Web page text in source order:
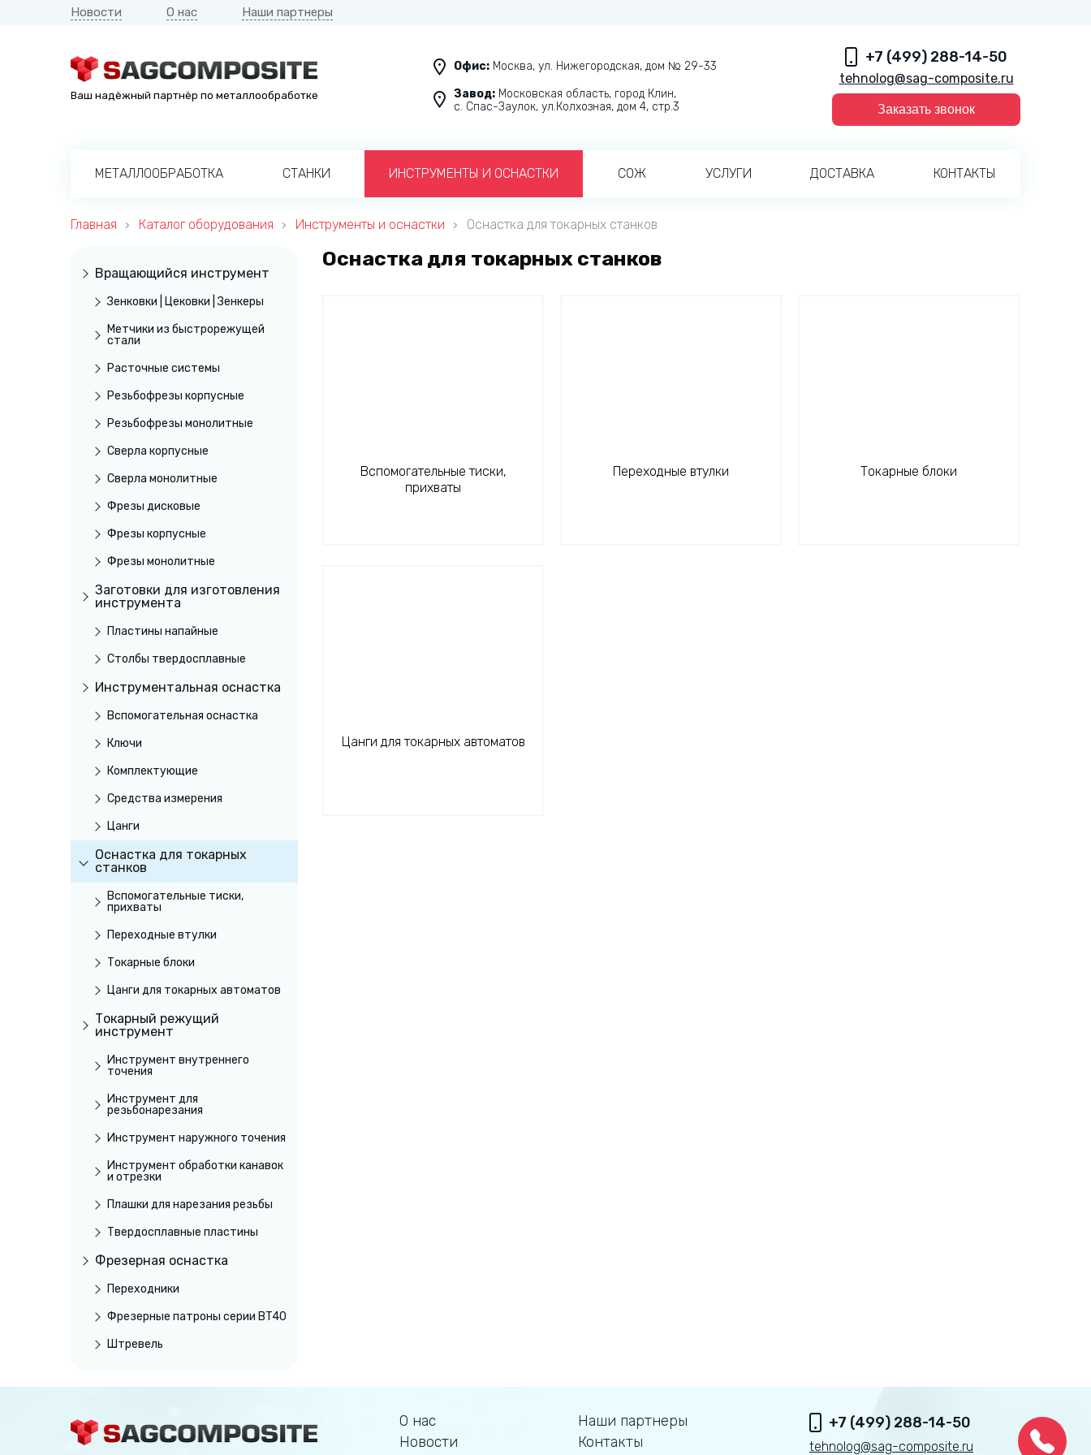
Новости О нас Наши партнеры
Ваш надёжный партнёр по металлообработке
Офис: Москва, ул. Нижегородская, дом № 29-33
Завод: Московская область, город Клин,
с. Спас-Заулок, ул.Колхозная, дом 4, стр.3
+7 (499) 288-14-50
tehnolog@sag-composite.ru
Заказать звонок
МЕТАЛЛООБРАБОТКА СТАНКИ ИНСТРУМЕНТЫ И ОСНАСТКИ СОЖ УСЛУГИ ДОСТАВКА КОНТАКТЫ
Главная Каталог оборудования Инструменты и оснастки Оснастка для токарных станков
Вращающийся инструмент
Зенковки | Цековки | Зенкеры
Метчики из быстрорежущей
стали
Расточные системы
Резьбофрезы корпусные
Резьбофрезы монолитные
Сверла корпусные
Сверла монолитные
Фрезы дисковые
Фрезы корпусные
Фрезы монолитные
Заготовки для изготовления
инструмента
Пластины напайные
Столбы твердосплавные
Инструментальная оснастка
Вспомогательная оснастка
Ключи
Комплектующие
Средства измерения
Цанги
Оснастка для токарных
станков
Вспомогательные тиски,
прихваты
Переходные втулки
Токарные блоки
Цанги для токарных автоматов
Токарный режущий
инструмент
Инструмент внутреннего
точения
Инструмент для
резьбонарезания
Инструмент наружного точения
Инструмент обработки канавок
и отрезки
Плашки для нарезания резьбы
Твердосплавные пластины
Фрезерная оснастка
Переходники
Фрезерные патроны серии BT40
Штревель
Оснастка для токарных станков
Вспомогательные тиски,
прихваты
Переходные втулки Токарные блоки
Цанги для токарных автоматов
О нас
Новости
Наши партнеры
Контакты
+7 (499) 288-14-50
tehnolog@sag-composite.ru